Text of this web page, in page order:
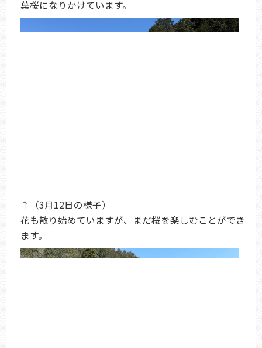
葉桜になりかけています。
↑（3月12日の様子）
花も散り始めていますが、まだ桜を楽しむことができ
ます。